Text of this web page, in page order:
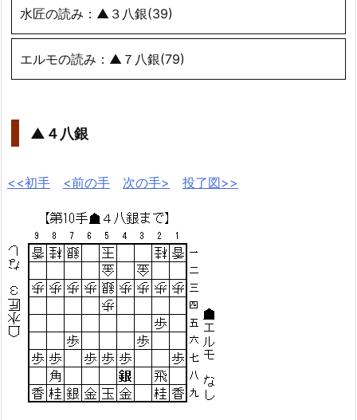
水匠の読み：▲３八銀(39)
エルモの読み：▲７八銀(79)
▲４八銀
<<初手 <前の手 次の手> 投了図>>